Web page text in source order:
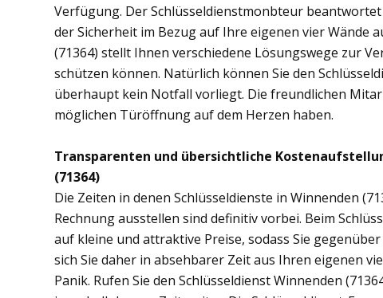
Verfügung. Der Schlüsseldienstmonbteur
der Sicherheit im Bezug auf Ihre eigenen vier Wände
(71364) stellt Ihnen verschiedene Lösungswege zur
schützen können. Natürlich können Sie den
überhaupt kein Notfall vorliegt. Die freundlichen
möglichen Türöffnung auf dem Herzen haben.
Transparenten und übersichtliche
(71364)
Die Zeiten in denen Schlüsseldienste in Winnenden
Rechnung ausstellen sind definitiv vorbei. Beim
auf kleine und attraktive Preise, sodass Sie
sich Sie daher in absehbarer Zeit aus Ihren eigenen
Panik. Rufen Sie den Schlüsseldienst Winnenden